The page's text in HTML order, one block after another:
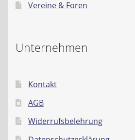
Vereine & Foren
Unternehmen
Kontakt
AGB
Widerrufsbelehrung